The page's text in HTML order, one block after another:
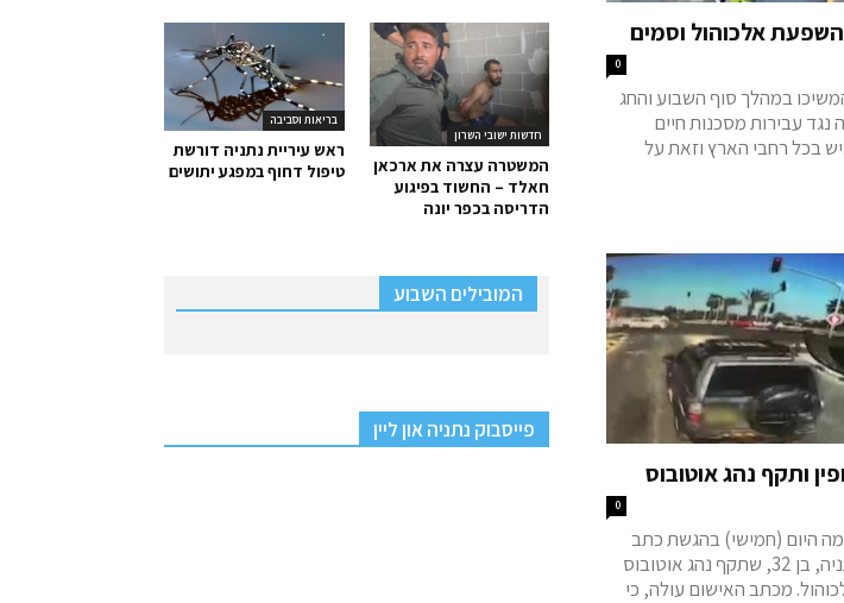
אלכוהול וסמים
0
במהלך סוף השבוע והחג
נגד עבירות מסכנות חיים
בכל רחבי הארץ וזאת על
ותקף נהג אוטובוס
0
היום (חמישי) בהגשת כתב
אישום נגד צעיר מנתניה, בן 32, שתקף נהג אוטובוס
מכתב האישום עולה, כי
בריאות וסביבה
ראש עיריית נתניה דורשת
טיפול דחוף במפגע יתושים
חדשות ישובי השרון
המשטרה עצרה את ארכאן
חאלד – החשוד בפיגוע
הדריסה בכפר יונה
המובילים השבוע
פייסבוק נתניה און ליין